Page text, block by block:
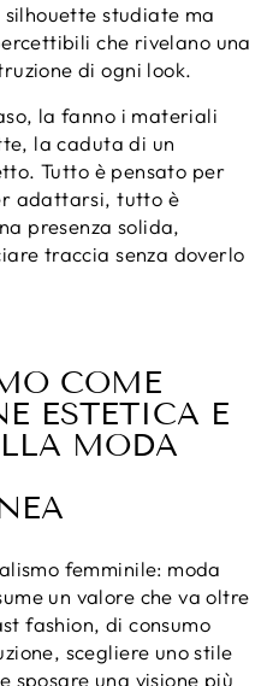
studiate ma
che rivelano una
di ogni look.
la fanno i materiali
la caduta di un
Tutto è pensato per
adattarsi, tutto è
presenza solida,
traccia senza doverlo
COME
ESTETICA E
MODA
femminile: moda
un valore che va oltre
fashion, di consumo
scegliere uno stile
sposare una visione più